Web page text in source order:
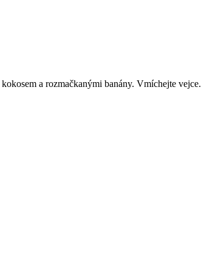
a rozmačkanými banány. Vmíchejte vejce.